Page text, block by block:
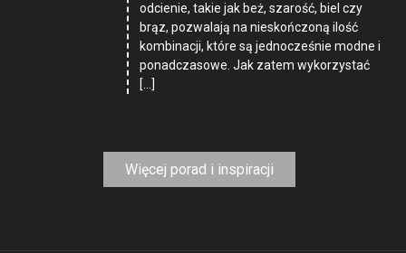
odcienie, takie jak beż, szarość, biel czy
brąz, pozwalają na nieskończoną ilość
kombinacji, które są jednocześnie modne i
ponadczasowe. Jak zatem wykorzystać
[…]
Więcej porad i inspiracji